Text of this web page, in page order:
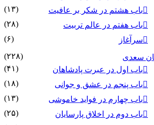
باب هشتم در شکر بر عافیت
(۱۳)
باب هفتم در عالم تربیت
(۲۸)
سرآغاز
(۶)
سعدی
(۲۲۸)
باب اول در عبرت پادشاهان
(۴۱)
باب پنجم در عشق و جوانى
(۱۸)
باب چهارم در فواید خاموشى
(۱۳)
باب دوم در اخلاق پارسایان
(۲۵)